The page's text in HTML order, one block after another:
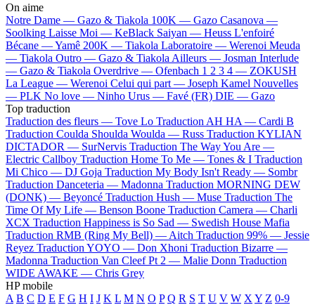
On aime
Notre Dame — Gazo & Tiakola 100K — Gazo Casanova —
Soolking Laisse Moi — KeBlack Saiyan — Heuss L'enfoiré
Bécane —Yamê 200K — Tiakola Laboratoire — Werenoi Meuda
— Tiakola Outro — Gazo & Tiakola Ailleurs — Josman Interlude
— Gazo & Tiakola Overdrive — Ofenbach 1 2 3 4 — ZOKUSH
La League — Werenoi Celui qui part — Joseph Kamel Nouvelles
— PLK No love — Ninho Urus — Favé (FR) DIE — Gazo
Top traduction
Traduction des fleurs — Tove Lo Traduction AH HA — Cardi B
Traduction Coulda Shoulda Woulda — Russ Traduction KYLIAN
DICTADOR — SurNervis Traduction The Way You Are —
Electric Callboy Traduction Home To Me — Tones & I Traduction
Mi Chico — DJ Goja Traduction My Body Isn't Ready — Sombr
Traduction Danceteria — Madonna Traduction MORNING DEW
(DONK) — Beyoncé Traduction Hush — Muse Traduction The
Time Of My Life — Benson Boone Traduction Camera — Charli
XCX Traduction Happiness is So Sad — Swedish House Mafia
Traduction RMB (Ring My Bell) — Aitch Traduction 99% — Jessie
Reyez Traduction YOYO — Don Xhoni Traduction Bizarre —
Madonna Traduction Van Cleef Pt 2 — Malie Donn Traduction
WIDE AWAKE — Chris Grey
HP mobile
A B C D E F G H I J K L M N O P Q R S T U V W X Y Z 0-9